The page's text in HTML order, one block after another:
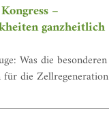
–
ganzheitlich
Was die besonderen
für die Zellregeneration